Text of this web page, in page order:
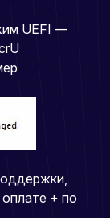
UEFI —
+ по